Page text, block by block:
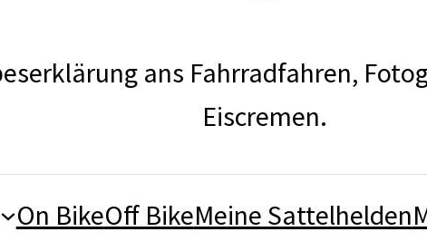
ans Fahrradfahren,
Eiscremen.
On BikeOff BikeMeine Sattelhelden